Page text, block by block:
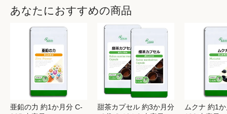
あなたにおすすめの商品
亜鉛の力 約1か月分 C-
甜茶カプセル 約3か月分
ムクナ 約1